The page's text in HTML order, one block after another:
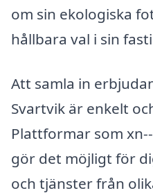
om sin ekologiska
hållbara val i sin
Att samla in
Svartvik är enkelt
Plattformar som
gör det möjligt för
och tjänster från